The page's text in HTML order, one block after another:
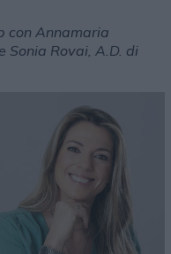
con Annamaria
Sonia Rovai, A.D. di